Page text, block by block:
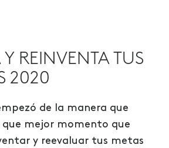
Y REINVENTA TUS
2020
de la manera que
que mejor momento que
y reevaluar tus metas